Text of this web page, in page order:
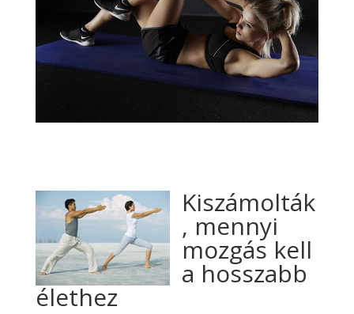
Kiszámolták
, mennyi
mozgás kell
a hosszabb
élethez